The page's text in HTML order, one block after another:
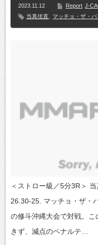
2023.11.12 Report J-
当真佳直
マッチョ・ザ・バ
＜ストロー級／5分3R＞
26.30-25. マッチョ・ザ・
の修斗沖縄大会で対戦。
きず、減点のペナルテ…